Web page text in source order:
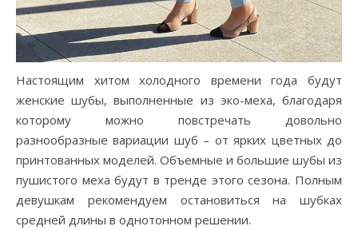
Настоящим хитом холодного времени года будут
женские шубы, выполненные из эко-меха, благодаря
которому можно повстречать довольно
разнообразные вариации шуб – от ярких цветных до
принтованных моделей. Объемные и большие шубы из
пушистого меха будут в тренде этого сезона. Полным
девушкам рекомендуем остановиться на шубках
средней длины в однотонном решении.